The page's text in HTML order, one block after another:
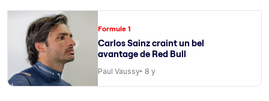
Formule 1
Carlos Sainz craint un bel
avantage de Red Bull
Paul Vaussy 8 y